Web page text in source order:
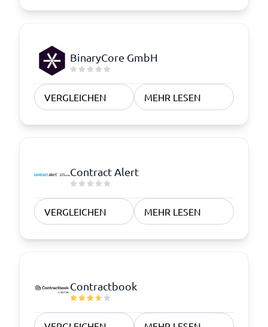
BinaryCore GmbH
VERGLEICHEN MEHR LESEN
Contract Alert
VERGLEICHEN MEHR LESEN
Contractbook